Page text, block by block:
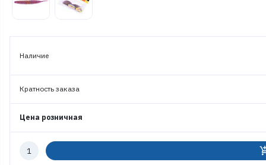
Наличие
Кратность заказа
Цена розничная
Количество